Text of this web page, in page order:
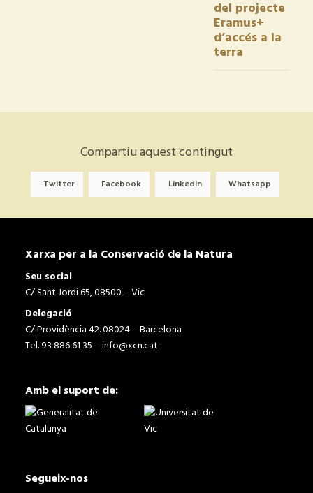
del projecte
Eramus+
d’accés a la
terra
Compartiu aquest contingut
Twitter Facebook Linkedin Whatsapp
Xarxa per a la Conservació de la Natura
Seu social
C/ Sant Jordi 65, 08500 – Vic
Delegació
C/ Providència 42. 08024 – Barcelona
Tel. 93 886 61 35 –info@xcn.cat
Amb el suport de:
Segueix-nos